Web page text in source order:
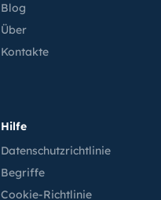
Blog
Über
Kontakte
Hilfe
Datenschutzrichtlinie
Begriffe
Cookie-Richtlinie